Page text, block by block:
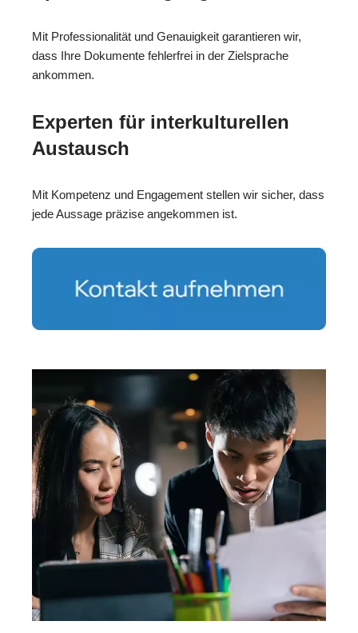
Mit Professionalität und Genauigkeit garantieren wir,
dass Ihre Dokumente fehlerfrei in der Zielsprache
ankommen.
Experten für interkulturellen
Austausch
Mit Kompetenz und Engagement stellen wir sicher, dass
jede Aussage präzise angekommen ist.